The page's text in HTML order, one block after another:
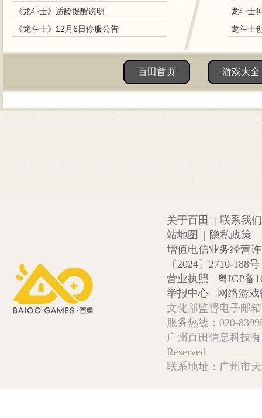
《龙斗士》适龄提醒说明
《龙斗士》12月6日停服公告
百田首页 游戏大全
关于百田 | 联系我们
站地图
| 隐私政策
增值电信业务经营
〔2024〕2710-188号
营业执照
粤ICP备
举报中心
网络游
文化部监督电子邮
服务热线：020-
广州百田信息科技
Reserved
联系地址：广州市